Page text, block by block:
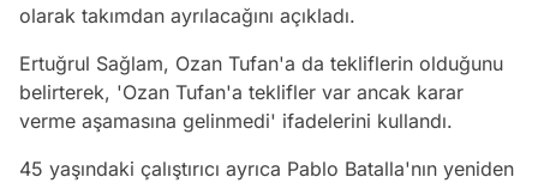
olarak takımdan ayrılacağını açıkladı.
Ertuğrul Sağlam, Ozan Tufan'a da tekliflerin olduğunu
belirterek, 'Ozan Tufan'a teklifler var ancak karar
verme aşamasına gelinmedi' ifadelerini kullandı.
45 yaşındaki çalıştırıcı ayrıca Pablo Batalla'nın yeniden